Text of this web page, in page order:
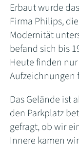
Erbaut wurde
Firma Philips,
Modernität
befand sich bis
Heute finden
Aufzeichnungen
Das Gelände ist
den Parkplatz
gefragt, ob wir
Innere kamen